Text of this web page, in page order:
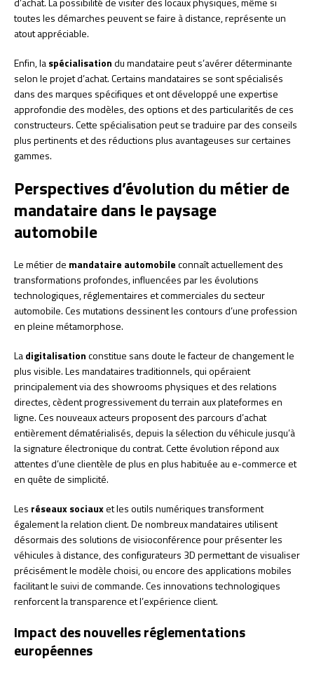
toutes les démarches peuvent se faire à distance, représente un
atout appréciable.
Enfin, laspécialisationdu mandataire peut s’avérer déterminante
selon le projet d’achat. Certains mandataires se sont spécialisés
dans des marques spécifiques et ont développé une expertise
approfondie des modèles, des options et des particularités de ces
constructeurs. Cette spécialisation peut se traduire par des conseils
plus pertinents et des réductions plus avantageuses sur certaines
gammes.
Perspectives d’évolution du métier de
mandataire dans le paysage
automobile
Le métier de mandataire automobileconnaît actuellement des
transformations profondes, influencées par les évolutions
technologiques, réglementaires et commerciales du secteur
automobile. Ces mutations dessinent les contours d’une profession
en pleine métamorphose.
Ladigitalisationconstitue sans doute le facteur de changement le
plus visible. Les mandataires traditionnels, qui opéraient
principalement via des showrooms physiques et des relations
directes, cèdent progressivement du terrain aux plateformes en
ligne. Ces nouveaux acteurs proposent des parcours d’achat
entièrement dématérialisés, depuis la sélection du véhicule jusqu’à
la signature électronique du contrat. Cette évolution répond aux
attentes d’une clientèle de plus en plus habituée au e-commerce et
en quête de simplicité.
Les réseaux sociauxet les outils numériques transforment
également la relation client. De nombreux mandataires utilisent
désormais des solutions de visioconférence pour présenter les
véhicules à distance, des configurateurs 3D permettant de visualiser
précisément le modèle choisi, ou encore des applications mobiles
facilitant le suivi de commande. Ces innovations technologiques
renforcent la transparence et l’expérience client.
Impact des nouvelles réglementations
européennes